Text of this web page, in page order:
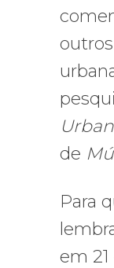
de
Para
em